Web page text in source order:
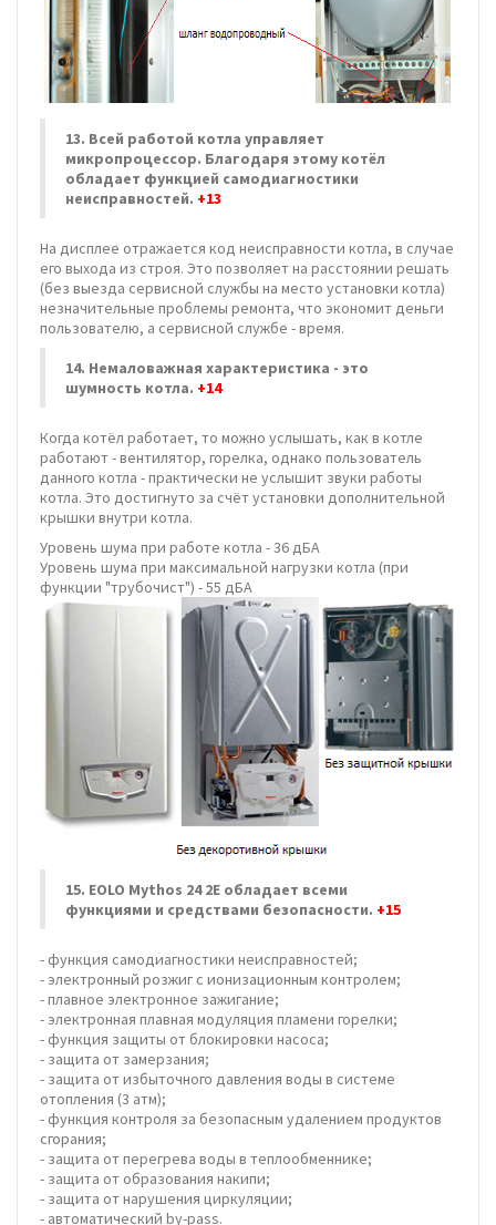
13. Всей работой котла управляет
микропроцессор. Благодаря этому котёл
обладает функцией самодиагностики
неисправностей. +13
На дисплее отражается код неисправности котла, в случае
его выхода из строя. Это позволяет на расстоянии решать
(без выезда сервисной службы на место установки котла)
незначительные проблемы ремонта, что экономит деньги
пользователю, а сервисной службе - время.
14. Немаловажная характеристика - это
шумность котла. +14
Когда котёл работает, то можно услышать, как в котле
работают - вентилятор, горелка, однако пользователь
данного котла - практически не услышит звуки работы
котла. Это достигнуто за счёт установки дополнительной
крышки внутри котла.
Уровень шума при работе котла - 36 дБA
Уровень шума при максимальной нагрузки котла (при
функции "трубочист") - 55 дБA
15. EOLO Mythos 24 2E обладает всеми
функциями и средствами безопасности. +15
- функция самодиагностики неисправностей;
- электронный розжиг с ионизационным контролем;
- плавное электронное зажигание;
- электронная плавная модуляция пламени горелки;
- функция защиты от блокировки насоса;
- защита от замерзания;
- защита от избыточного давления воды в системе
отопления (3 атм);
- функция контроля за безопасным удалением продуктов
сгорания;
- защита от перегрева воды в теплообменнике;
- защита от образования накипи;
- защита от нарушения циркуляции;
- автоматический by-pass.